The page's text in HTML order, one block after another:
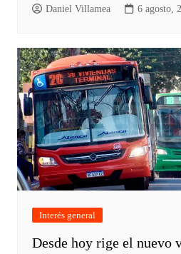
Daniel Villamea 6 agosto,
Interés general
Desde hoy rige el nuevo